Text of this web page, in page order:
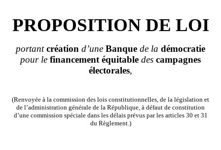
PROPOSITION DE LOI
portantcréation d’une Banque de la démocratie
pour le financement équitable des campagnes
électorales,
(Renvoyée à la commission des lois constitutionnelles, de la législation et
de l’administration générale de la République, à défaut de constitution
d’une commission spéciale dans les délais prévus par les articles 30 et 31
du Règlement.)